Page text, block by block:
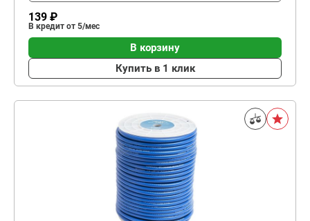
139 ₽
В кредит от 5/мес
В корзину
Купить в 1 клик